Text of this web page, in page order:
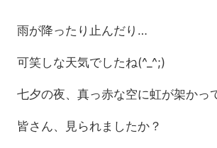
雨が降ったり止んだり…
可笑しな天気でしたね(^_^;)
七夕の夜、真っ赤な空に虹が架かっ
皆さん、見られましたか？